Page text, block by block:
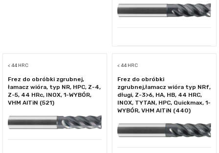
< 44 HRC
Frez do obróbki zgrubnej,
łamacz wióra, typ NR, HPC, Z-4,
Z-5, 44 HRc, INOX, 1-WYBÓR,
VHM AlTiN (521)
< 44 HRC
Frez do obróbki
zgrubnej,łamacz wióra typ NRf,
długi, Z-3>6, HA, HB, 44 HRC,
INOX, TYTAN, HPC, Quickmax, 1-
WYBÓR, VHM AlTiN (440)